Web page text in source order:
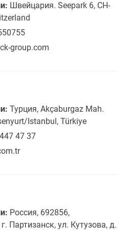
Швейцария. Seepark 6, CH-
group.com
Турция, Akçaburgaz Mah.
Istanbul, Türkiye
47 37
Россия, 692856,
Партизанск, ул. Кутузова, д.